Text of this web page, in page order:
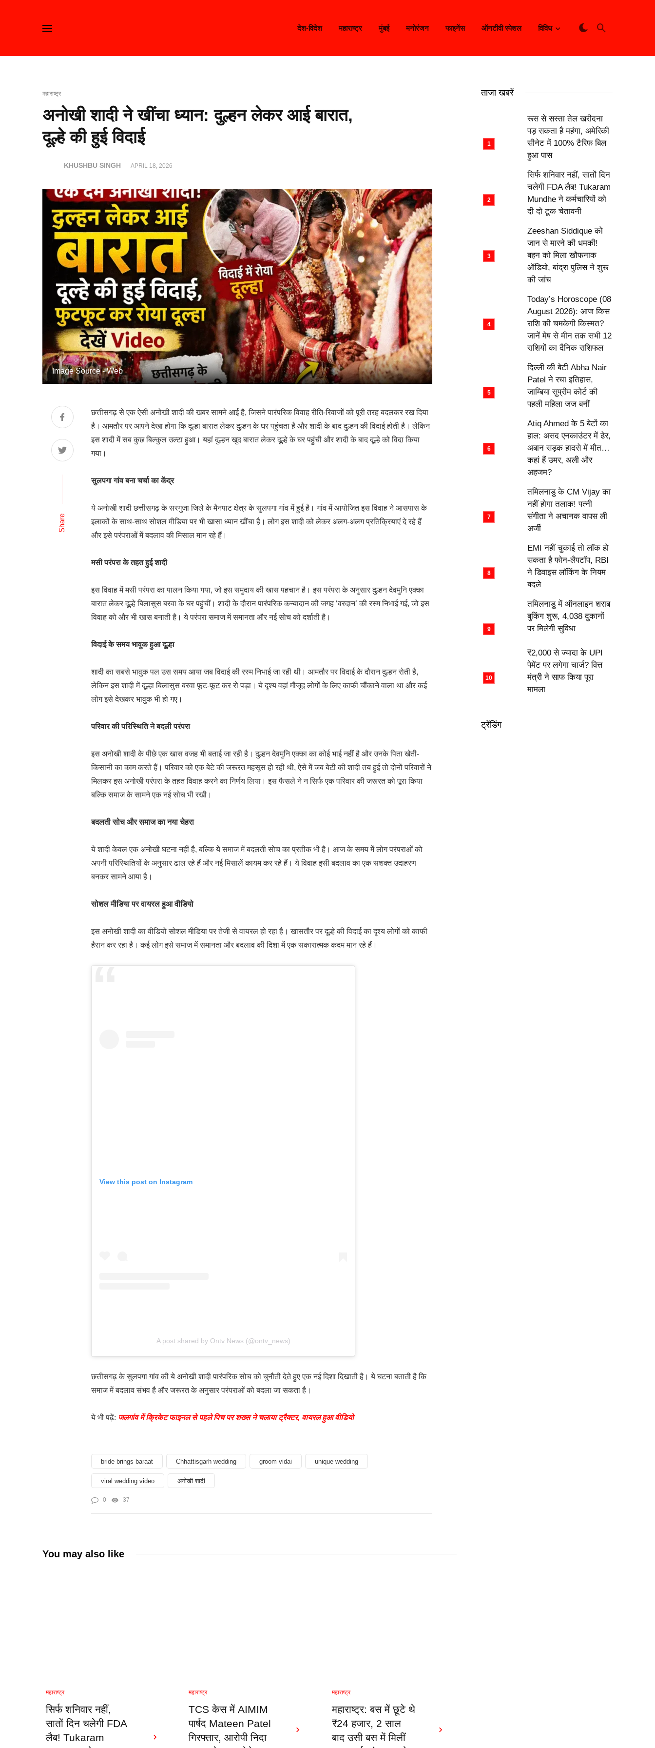
देश-विदेश महाराष्ट्र मुंबई मनोरंजन फाइनेंस ऑनटीवी स्पेशल विविध
महाराष्ट्र
अनोखी शादी ने खींचा ध्यान: दुल्हन लेकर आई बारात,
दूल्हे की हुई विदाई
KHUSHBU SINGH APRIL 18, 2026
Image Source - Web
Share
छत्तीसगढ़ से एक ऐसी अनोखी शादी की खबर सामने आई है, जिसने पारंपरिक विवाह रीति-रिवाजों को पूरी तरह बदलकर रख दिया
है। आमतौर पर आपने देखा होगा कि दूल्हा बारात लेकर दुल्हन के घर पहुंचता है और शादी के बाद दुल्हन की विदाई होती है। लेकिन
इस शादी में सब कुछ बिल्कुल उल्टा हुआ। यहां दुल्हन खुद बारात लेकर दूल्हे के घर पहुंची और शादी के बाद दूल्हे को विदा किया
गया।
सुलपगा गांव बना चर्चा का केंद्र
ये अनोखी शादी छत्तीसगढ़ के सरगुजा जिले के मैनपाट क्षेत्र के सुलपगा गांव में हुई है। गांव में आयोजित इस विवाह ने आसपास के
इलाकों के साथ-साथ सोशल मीडिया पर भी खासा ध्यान खींचा है। लोग इस शादी को लेकर अलग-अलग प्रतिक्रियाएं दे रहे हैं
और इसे परंपराओं में बदलाव की मिसाल मान रहे हैं।
मसी परंपरा के तहत हुई शादी
इस विवाह में मसी परंपरा का पालन किया गया, जो इस समुदाय की खास पहचान है। इस परंपरा के अनुसार दुल्हन देवमुनि एक्का
बारात लेकर दूल्हे बिलासुस बरवा के घर पहुंचीं। शादी के दौरान पारंपरिक कन्यादान की जगह ‘वरदान’ की रस्म निभाई गई, जो इस
विवाह को और भी खास बनाती है। ये परंपरा समाज में समानता और नई सोच को दर्शाती है।
विदाई के समय भावुक हुआ दूल्हा
शादी का सबसे भावुक पल उस समय आया जब विदाई की रस्म निभाई जा रही थी। आमतौर पर विदाई के दौरान दुल्हन रोती है,
लेकिन इस शादी में दूल्हा बिलासुस बरवा फूट-फूट कर रो पड़ा। ये दृश्य वहां मौजूद लोगों के लिए काफी चौंकाने वाला था और कई
लोग इसे देखकर भावुक भी हो गए।
परिवार की परिस्थिति ने बदली परंपरा
इस अनोखी शादी के पीछे एक खास वजह भी बताई जा रही है। दुल्हन देवमुनि एक्का का कोई भाई नहीं है और उनके पिता खेती-
किसानी का काम करते हैं। परिवार को एक बेटे की जरूरत महसूस हो रही थी, ऐसे में जब बेटी की शादी तय हुई तो दोनों परिवारों ने
मिलकर इस अनोखी परंपरा के तहत विवाह करने का निर्णय लिया। इस फैसले ने न सिर्फ एक परिवार की जरूरत को पूरा किया
बल्कि समाज के सामने एक नई सोच भी रखी।
बदलती सोच और समाज का नया चेहरा
ये शादी केवल एक अनोखी घटना नहीं है, बल्कि ये समाज में बदलती सोच का प्रतीक भी है। आज के समय में लोग परंपराओं को
अपनी परिस्थितियों के अनुसार ढाल रहे हैं और नई मिसालें कायम कर रहे हैं। ये विवाह इसी बदलाव का एक सशक्त उदाहरण
बनकर सामने आया है।
सोशल मीडिया पर वायरल हुआ वीडियो
इस अनोखी शादी का वीडियो सोशल मीडिया पर तेजी से वायरल हो रहा है। खासतौर पर दूल्हे की विदाई का दृश्य लोगों को काफी
हैरान कर रहा है। कई लोग इसे समाज में समानता और बदलाव की दिशा में एक सकारात्मक कदम मान रहे हैं।
View this post on Instagram
A post shared by Ontv News (@ontv_news)
छत्तीसगढ़ के सुलपगा गांव की ये अनोखी शादी पारंपरिक सोच को चुनौती देते हुए एक नई दिशा दिखाती है। ये घटना बताती है कि
समाज में बदलाव संभव है और जरूरत के अनुसार परंपराओं को बदला जा सकता है।
ये भी पढ़ें: जलगांव में क्रिकेट फाइनल से पहले पिच पर शख्स ने चलाया ट्रैक्टर, वायरल हुआ वीडियो
bride brings baraat Chhattisgarh wedding groom vidai unique wedding
viral wedding video अनोखी शादी
0 37
You may also like
महाराष्ट्र
सिर्फ शनिवार नहीं,
सातों दिन चलेगी FDA
लैब! Tukaram
महाराष्ट्र
TCS केस में AIMIM
पार्षद Mateen Patel
गिरफ्तार, आरोपी निदा
महाराष्ट्र
महाराष्ट्र: बस में छूटे थे
₹24 हजार, 2 साल
बाद उसी बस में मिलीं
ताजा खबरें
रूस से सस्ता तेल खरीदना
पड़ सकता है महंगा, अमेरिकी
सीनेट में 100% टैरिफ बिल
हुआ पास
सिर्फ शनिवार नहीं, सातों दिन
चलेगी FDA लैब! Tukaram
Mundhe ने कर्मचारियों को
दी दो टूक चेतावनी
Zeeshan Siddique को
जान से मारने की धमकी!
बहन को मिला खौफनाक
ऑडियो, बांद्रा पुलिस ने शुरू
की जांच
Today’s Horoscope (08
August 2026): आज किस
राशि की चमकेगी किस्मत?
जानें मेष से मीन तक सभी 12
राशियों का दैनिक राशिफल
दिल्ली की बेटी Abha Nair
Patel ने रचा इतिहास,
जाम्बिया सुप्रीम कोर्ट की
पहली महिला जज बनीं
Atiq Ahmed के 5 बेटों का
हाल: असद एनकाउंटर में ढेर,
अबान सड़क हादसे में मौत…
कहां हैं उमर, अली और
अहजम?
तमिलनाडु के CM Vijay का
नहीं होगा तलाक! पत्नी
संगीता ने अचानक वापस ली
अर्जी
EMI नहीं चुकाई तो लॉक हो
सकता है फोन-लैपटॉप, RBI
ने डिवाइस लॉकिंग के नियम
बदले
तमिलनाडु में ऑनलाइन शराब
बुकिंग शुरू, 4,038 दुकानों
पर मिलेगी सुविधा
₹2,000 से ज्यादा के UPI
पेमेंट पर लगेगा चार्ज? वित्त
मंत्री ने साफ किया पूरा
मामला
ट्रेंडिंग